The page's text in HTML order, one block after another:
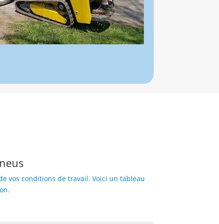
vos conditions de travail. Voici un tableau